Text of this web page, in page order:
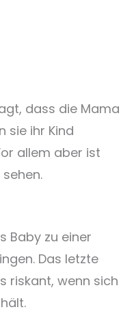
dass die Mama
sie ihr Kind
allem aber ist
Baby zu einer
Das letzte
riskant, wenn sich